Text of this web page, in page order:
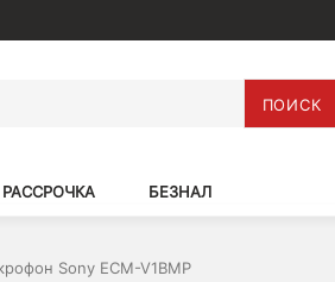
ПОИСК
РАССРОЧКА БЕЗНАЛ
Sony ECM-V1BMP